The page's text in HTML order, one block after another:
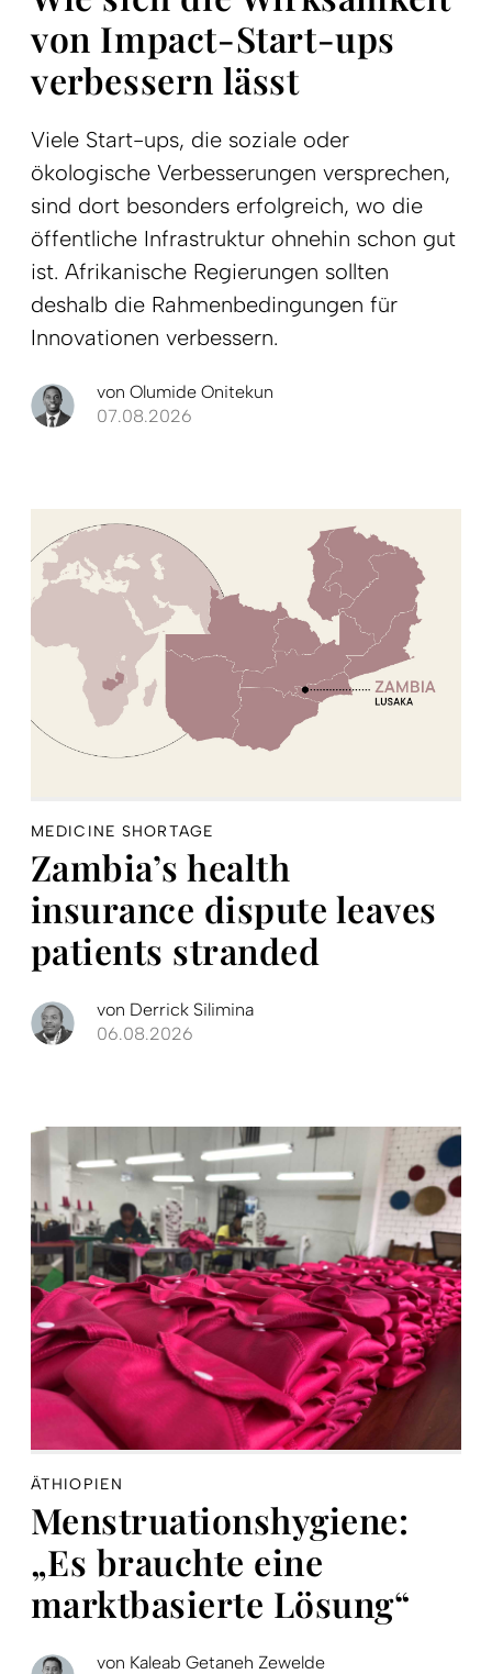
von Impact-Start-ups
verbessern lässt
Viele Start-ups, die soziale oder
ökologische Verbesserungen versprechen,
sind dort besonders erfolgreich, wo die
öffentliche Infrastruktur ohnehin schon gut
ist. Afrikanische Regierungen sollten
deshalb die Rahmenbedingungen für
Innovationen verbessern.
von Olumide Onitekun
07.08.2026
MEDICINE SHORTAGE
Zambia’s health
insurance dispute leaves
patients stranded
von Derrick Silimina
06.08.2026
ÄTHIOPIEN
Menstruationshygiene:
„Es brauchte eine
marktbasierte Lösung“
von Kaleab Getaneh Zewelde